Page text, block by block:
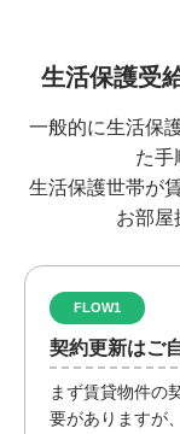
生活保護受
一般的に生活保
た手
生活保護世帯が
お部屋
FLOW1
契約更新はご
まず賃貸物件の
要がありますが